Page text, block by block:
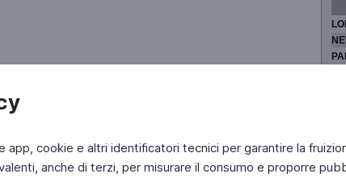
cookie e altri identificatori tecnici per garantire la
anche di terzi, per misurare il consumo e proporre
Fai di Televideo la tua Home Page Chi Siamo